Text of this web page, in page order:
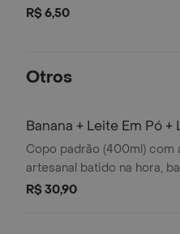
R$ 6,50
Otros
Banana + Leite Em Pó +
Condensado
Copo padrão (400ml) com
artesanal batido na hora,
em pó e leite condensado.
R$ 30,90